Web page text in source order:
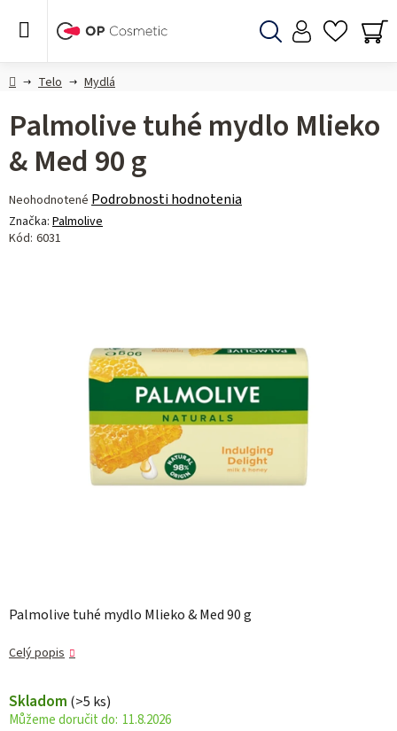
DomovTelo Mydlá
Palmolive tuhé mydlo Mlieko & Med 90 g
Celý popis
Skladom (>5 ks)
11.8.2026
Palmolive tuhé mydlo Mlieko
& Med 90 g
Priemerné
hodnotenie
produktu
Neohodnotené Podrobnosti hodnotenia
Značka: Palmolive
Kód: 6031